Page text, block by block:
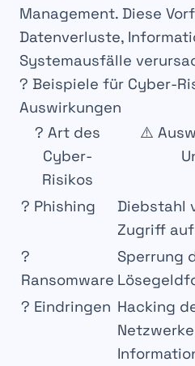
Management. Diese
Datenverluste,
Systemausfälle
? Beispiele für Cyber-
Auswirkungen
? Art des
Cyber-
Risikos
⚠️
? Phishing Diebstahl
Zugriff auf
?
Ransomware
Sperrung
? Eindringen Hacking
Netzwerke